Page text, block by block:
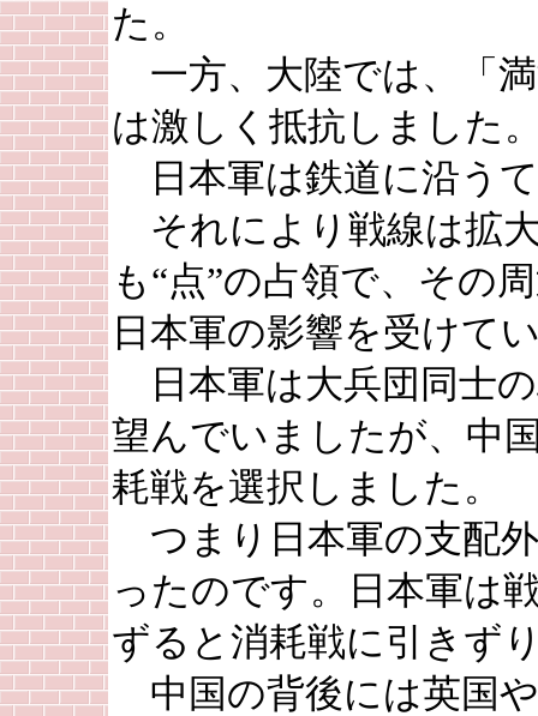
た。
一方、大陸では、「
は激しく抵抗しました
日本軍は鉄道に沿う
それにより戦線は拡
も“点”の占領で、その
日本軍の影響を受けて
日本軍は大兵団同士
望んでいましたが、中
耗戦を選択しました。
つまり日本軍の支配
ったのです。日本軍は
ずると消耗戦に引きず
中国の背後には英国